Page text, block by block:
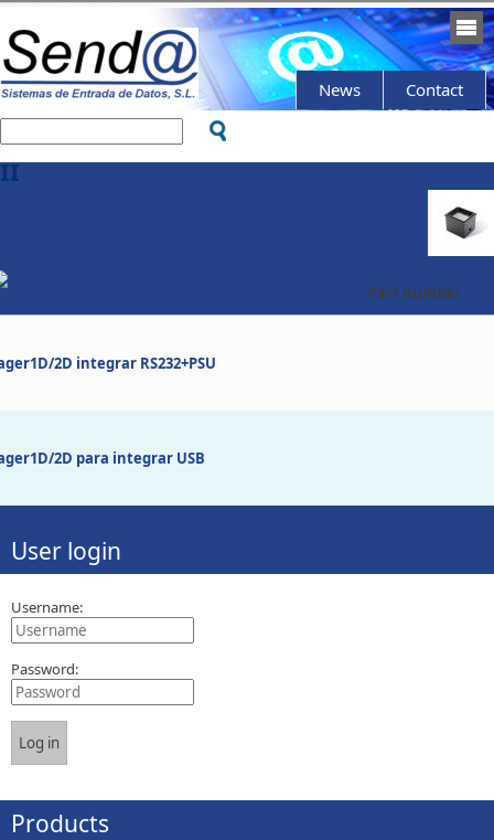
News
Contact
News Contact
Part number
2D integrar RS232+PSU
2D para integrar USB
User login
Username:
Password:
Products